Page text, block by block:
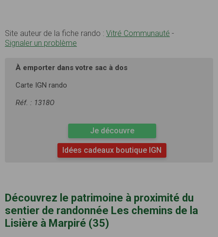
Site auteur de la fiche rando : Vitré Communauté -
Signaler un problème
À emporter dans votre sac à dos
Carte IGN rando
Réf. : 1318O
Je découvre
Idées cadeaux boutique IGN
Découvrez le patrimoine à proximité du
sentier de randonnée Les chemins de la
Lisière à Marpiré (35)